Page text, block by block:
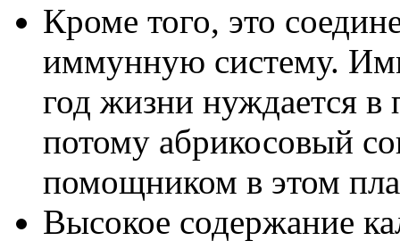
Кроме того, это
иммунную систему.
год жизни нуждается в
потому абрикосовый
помощником в этом
Высокое содержание